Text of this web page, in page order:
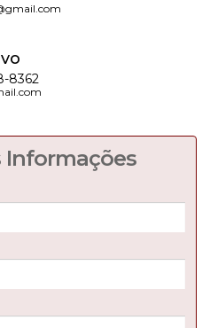
8362
Informações